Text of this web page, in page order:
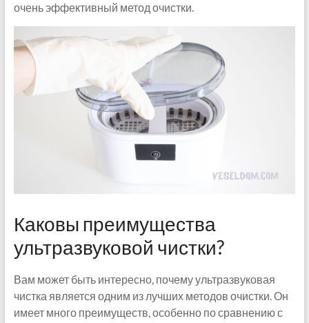
очень эффективный метод очистки.
Каковы преимущества
ультразвуковой чистки?
Вам может быть интересно, почему ультразвуковая
чистка является одним из лучших методов очистки. Он
имеет много преимуществ, особенно по сравнению с